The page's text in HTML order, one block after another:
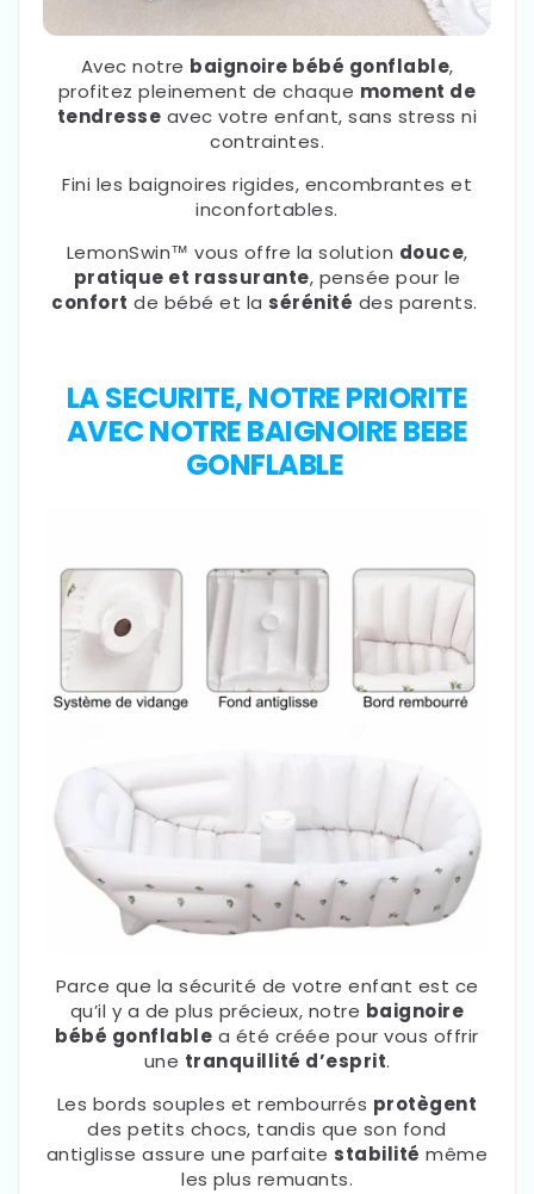
Avec notre baignoire bébé gonflable,
profitez pleinement de chaque moment de
tendresse avec votre enfant, sans stress ni
contraintes.
Fini les baignoires rigides, encombrantes et
inconfortables.
LemonSwin™ vous offre la solution douce,
pratique et rassurante, pensée pour le
confort de bébé et la sérénité des parents.
LA SECURITE, NOTRE PRIORITE
AVEC NOTRE BAIGNOIRE BEBE
GONFLABLE
Parce que la sécurité de votre enfant est ce
qu’il y a de plus précieux, notre baignoire
bébé gonflable a été créée pour vous offrir
une tranquillité d’esprit.
Les bords souples et rembourrés protègent
des petits chocs, tandis que son fond
antiglisse assure une parfaite stabilité même
les plus remuants.